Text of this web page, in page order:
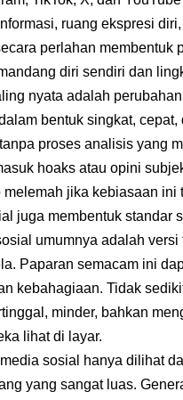
ruang ekspresi
perlahan membentuk
diri sendiri dan
nyata adalah
bentuk singkat,
proses analisis yang
hoaks atau opini
jika kebiasaan ini
juga membentuk
umumnya adalah
Paparan semacam ini
kebahagiaan. Tidak
minder, bahkan
lihat di layar.
sosial hanya dilihat
yang sangat luas.